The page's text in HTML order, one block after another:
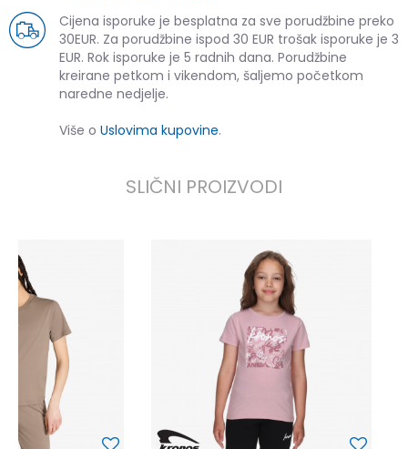
Cijena isporuke je besplatna za sve porudžbine preko
30EUR. Za porudžbine ispod 30 EUR trošak isporuke je 3
EUR. Rok isporuke je 5 radnih dana. Porudžbine
kreirane petkom i vikendom, šaljemo početkom
naredne nedjelje.
Više o Uslovima kupovine.
SLIČNI PROIZVODI